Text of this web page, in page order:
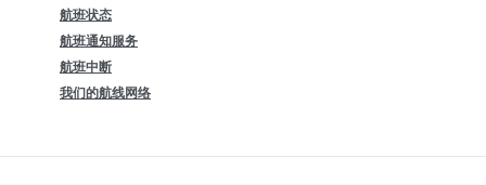
航班状态
航班通知服务
航班中断
我们的航线网络